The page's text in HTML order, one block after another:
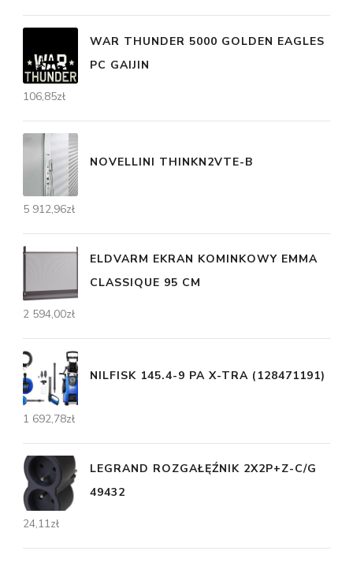
WAR THUNDER 5000 GOLDEN EAGLES
PC GAIJIN
106,85zł
NOVELLINI THINKN2VTE-B
5 912,96zł
ELDVARM EKRAN KOMINKOWY EMMA
CLASSIQUE 95 CM
2 594,00zł
NILFISK 145.4-9 PA X-TRA (128471191)
1 692,78zł
LEGRAND ROZGAŁĘŹNIK 2X2P+Z-C/G
49432
24,11zł